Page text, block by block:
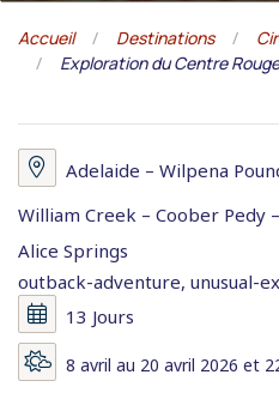
Accueil Destinations
Exploration du Centre
Adelaide – Wilpena
William Creek – Coober Pedy
Alice Springs
outback-adventure, unusual-
13 Jours
8 avril au 20 avril 2026 et